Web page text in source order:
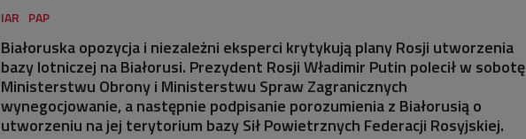
Białoruska opozycja i niezależni eksperci krytykują plany Rosji utworzenia
bazy lotniczej na Białorusi. Prezydent Rosji Władimir Putin polecił w sobotę
Ministerstwu Obrony i Ministerstwu Spraw Zagranicznych
wynegocjowanie, a następnie podpisanie porozumienia z Białorusią o
utworzeniu na jej terytorium bazy Sił Powietrznych Federacji Rosyjskiej.